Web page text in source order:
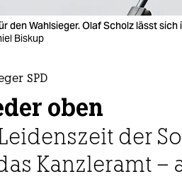
hilfe
den Wahlsieger. Olaf Scholz lässt
Biskup
SPD
oben
der
Kanzleramt –